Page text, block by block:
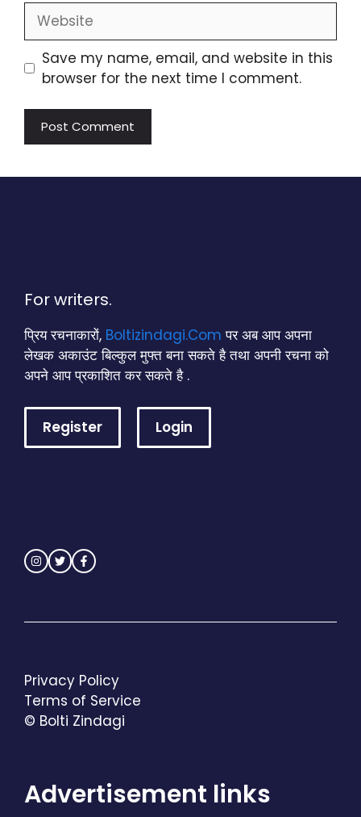
Website
Save my name, email, and website in this
browser for the next time I comment.
For writers.
प्रिय रचनाकारों, Boltizindagi.Com पर अब आप अपना
लेखक अकाउंट बिल्कुल मुफ्त बना सकते है तथा अपनी रचना को
अपने आप प्रकाशित कर सकते है .
Register Login
© Bolti Zindagi
Privacy Policy
Terms of Service
Advertisement links